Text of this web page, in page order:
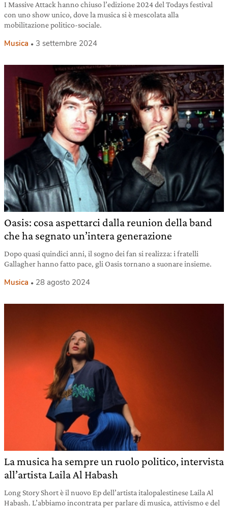
I Massive Attack hanno chiuso l’edizione 2024 del Todays festival
con uno show unico, dove la musica si è mescolata alla
mobilitazione politico-sociale.
Musica 3 settembre 2024
Oasis: cosa aspettarci dalla reunion della band
che ha segnato un’intera generazione
Dopo quasi quindici anni, il sogno dei fan si realizza: i fratelli
Gallagher hanno fatto pace, gli Oasis tornano a suonare insieme.
Musica 28 agosto 2024
La musica ha sempre un ruolo politico, intervista
all’artista Laila Al Habash
Long Story Short è il nuovo Ep dell’artista italopalestinese Laila Al
Habash. L’abbiamo incontrata per parlare di musica, attivismo e del